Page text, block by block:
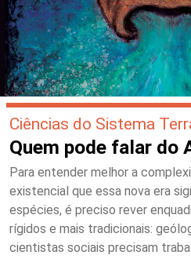
Ciências do Sistema
Quem pode falar do
Para entender melhor a
existencial que essa nova era
espécies, é preciso rever
rígidos e mais tradicionais:
cientistas sociais precisam